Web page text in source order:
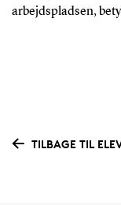
arbejdspladsen,
TILBAGE TIL